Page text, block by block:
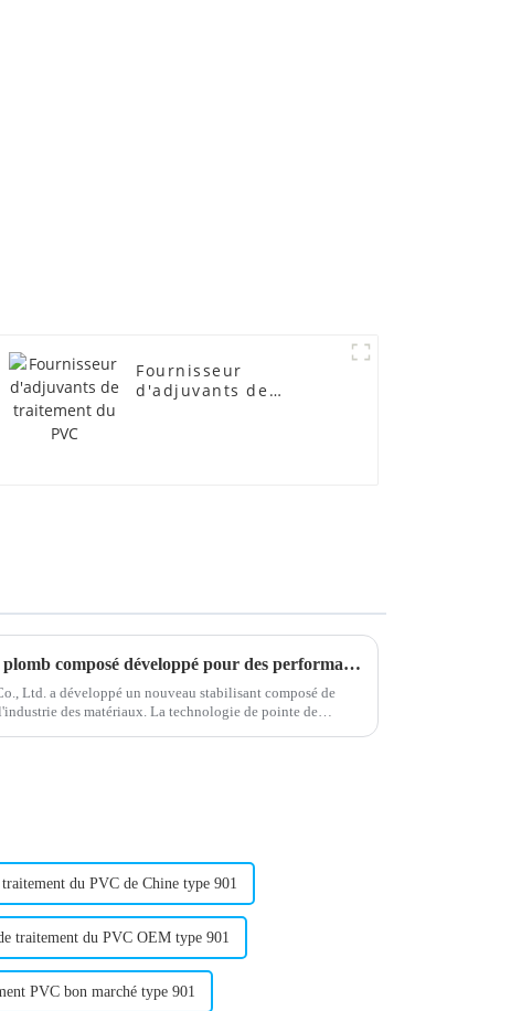
Fournisseur
d'adjuvants de
Nouveau stabilisateur de plomb composé développé pour des performances améliorées
Ltd. a développé un nouveau stabilisant composé de
des matériaux. La technologie de pointe de
du PVC de Chine type 901
traitement du PVC OEM type 901
PVC bon marché type 901